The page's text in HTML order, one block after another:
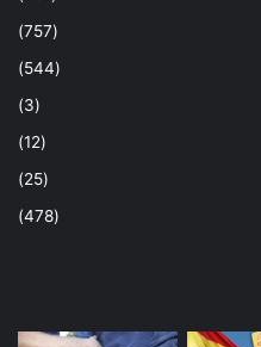
(757)
(544)
(3)
(12)
(25)
(478)